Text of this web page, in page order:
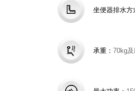
坐便器排水方
承重： 70kg